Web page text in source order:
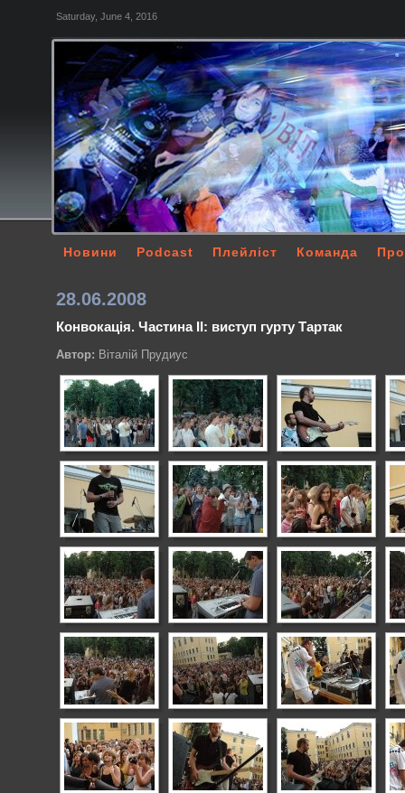
Saturday, June 4, 2016
Новини Podcast Плейліст Команда
28.06.2008
Конвокація. Частина ІІ: виступ гурту Тартак
Автор: Віталій Прудиус